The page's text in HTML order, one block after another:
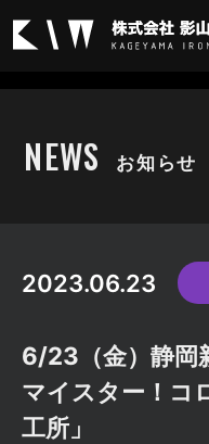
NEWS お知らせ
2023.06.23
6/23（金）静岡
マイスター！コ
工所」